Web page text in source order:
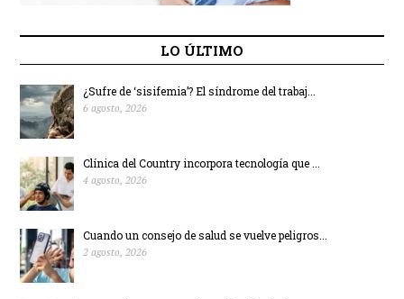
LO ÚLTIMO
¿Sufre de ‘sisifemia’? El síndrome del trabaj...
6 agosto, 2026
Clínica del Country incorpora tecnología que ...
4 agosto, 2026
Cuando un consejo de salud se vuelve peligros...
2 agosto, 2026